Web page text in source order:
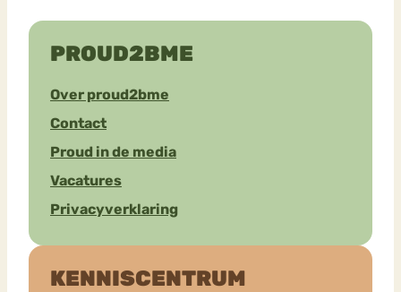
PROUD2BME
Over proud2bme
Contact
Proud in de media
Vacatures
Privacyverklaring
KENNISCENTRUM